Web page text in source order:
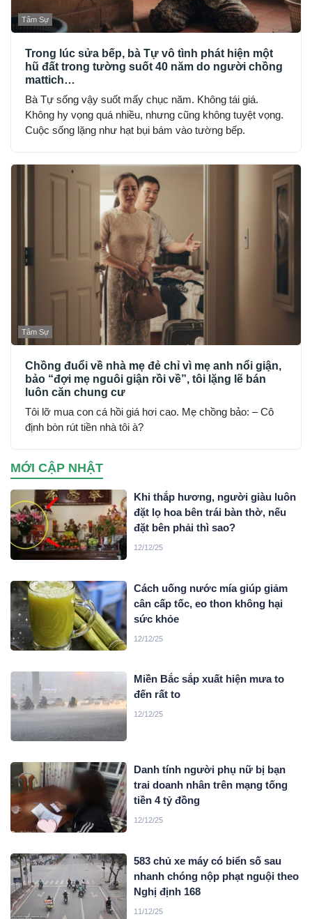
Tâm Sự
Trong lúc sửa bếp, bà Tự vô tình phát hiện một
hũ đất trong tường suốt 40 năm do người chồng
mattich…
Bà Tự sống vậy suốt mấy chục năm. Không tái giá.
Không hy vọng quá nhiều, nhưng cũng không tuyệt vọng.
Cuộc sống lặng như hạt bụi bám vào tường bếp.
Tâm Sự
Chồng đuổi về nhà mẹ đẻ chỉ vì mẹ anh nổi giận,
bảo “đợi mẹ nguôi giận rồi về”, tôi lặng lẽ bán
luôn căn chung cư
Tôi lỡ mua con cá hồi giá hơi cao. Mẹ chồng bảo: – Cô
định bòn rút tiền nhà tôi à?
MỚI CẬP NHẬT
Khi thắp hương, người giàu luôn
đặt lọ hoa bên trái bàn thờ, nếu
đặt bên phải thì sao?
12/12/25
Cách uống nước mía giúp giảm
cân cấp tốc, eo thon không hại
sức khỏe
12/12/25
Miền Bắc sắp xuất hiện mưa to
đến rất to
12/12/25
Danh tính người phụ nữ bị bạn
trai doanh nhân trên mạng tống
tiền 4 tỷ đồng
12/12/25
583 chủ xe máy có biển số sau
nhanh chóng nộp phạt nguội theo
Nghị định 168
11/12/25